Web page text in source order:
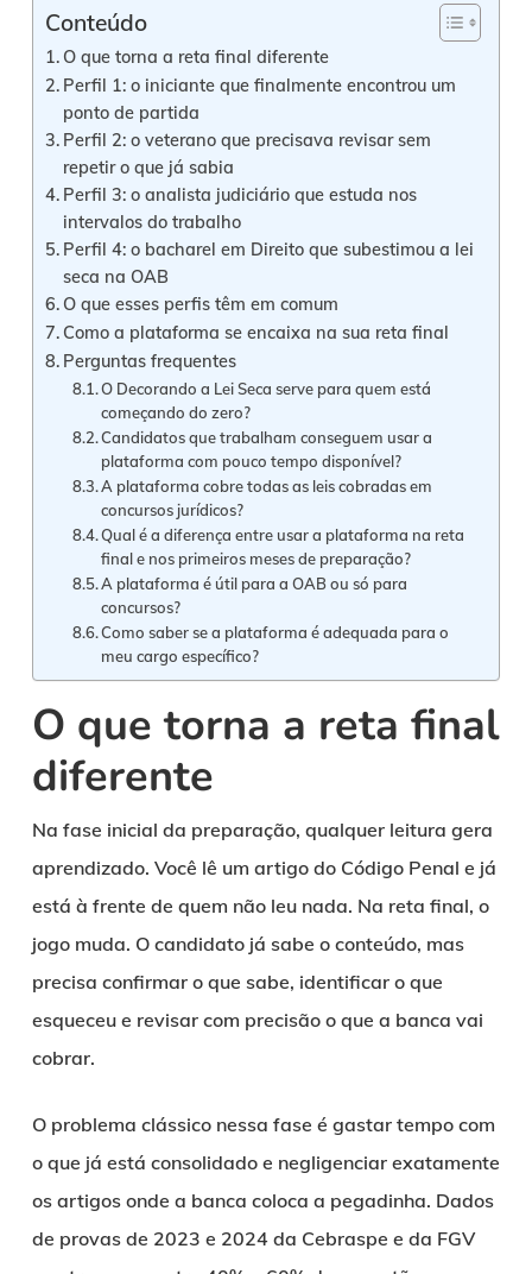
Conteúdo
O que torna a reta final diferente
Perfil 1: o iniciante que finalmente encontrou um
ponto de partida
Perfil 2: o veterano que precisava revisar sem
repetir o que já sabia
Perfil 3: o analista judiciário que estuda nos
intervalos do trabalho
Perfil 4: o bacharel em Direito que subestimou a lei
seca na OAB
O que esses perfis têm em comum
Como a plataforma se encaixa na sua reta final
Perguntas frequentes
O Decorando a Lei Seca serve para quem está
começando do zero?
Candidatos que trabalham conseguem usar a
plataforma com pouco tempo disponível?
A plataforma cobre todas as leis cobradas em
concursos jurídicos?
Qual é a diferença entre usar a plataforma na reta
final e nos primeiros meses de preparação?
A plataforma é útil para a OAB ou só para
concursos?
Como saber se a plataforma é adequada para o
meu cargo específico?
O que torna a reta final
diferente
Na fase inicial da preparação, qualquer leitura gera
aprendizado. Você lê um artigo do Código Penal e já
está à frente de quem não leu nada. Na reta final, o
jogo muda. O candidato já sabe o conteúdo, mas
precisa confirmar o que sabe, identificar o que
esqueceu e revisar com precisão o que a banca vai
cobrar.
O problema clássico nessa fase é gastar tempo com
o que já está consolidado e negligenciar exatamente
os artigos onde a banca coloca a pegadinha. Dados
de provas de 2023 e 2024 da Cebraspe e da FGV